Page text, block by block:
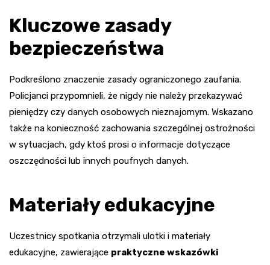
Kluczowe zasady
bezpieczeństwa
Podkreślono znaczenie zasady ograniczonego zaufania.
Policjanci przypomnieli, że nigdy nie należy przekazywać
pieniędzy czy danych osobowych nieznajomym. Wskazano
także na konieczność zachowania szczególnej ostrożności
w sytuacjach, gdy ktoś prosi o informacje dotyczące
oszczędności lub innych poufnych danych.
Materiały edukacyjne
Uczestnicy spotkania otrzymali ulotki i materiały
edukacyjne, zawierające praktyczne wskazówki